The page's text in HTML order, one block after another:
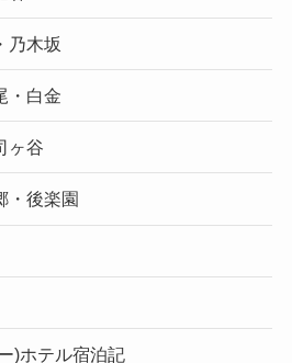
乃木坂
・白金
ヶ谷
・後楽園
)ホテル宿泊記